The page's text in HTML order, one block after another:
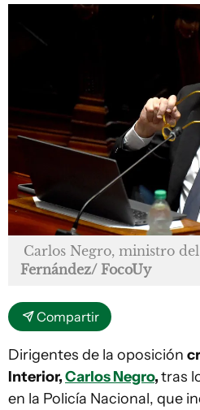
Carlos Negro, ministro
Fernández/ FocoUy
Compartir
Dirigentes de la oposición
Interior,Carlos Negro,tras
en la Policía Nacional, que